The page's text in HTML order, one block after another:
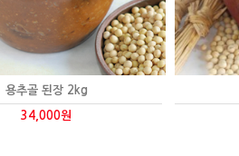
용추골 된장 2kg
34,000원